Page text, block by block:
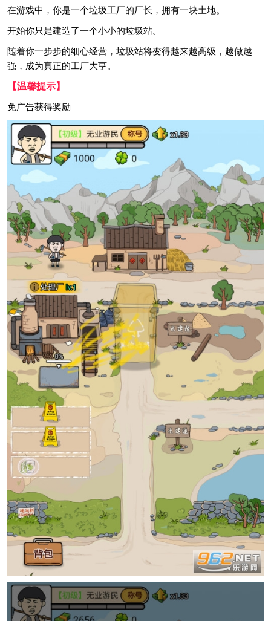
在游戏中，你是一个垃圾工厂的厂长，拥有一块土地。
开始你只是建造了一个小小的垃圾站。
随着你一步步的细心经营，垃圾站将变得越来越高级，越做越
强，成为真正的工厂大亨。
【温馨提示】
免广告获得奖励